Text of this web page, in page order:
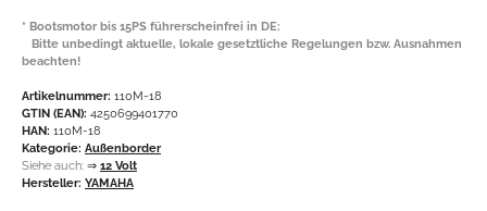
* Bootsmotor bis 15PS führerscheinfrei in DE:
Bitte unbedingt aktuelle, lokale gesetztliche Regelungen bzw. Ausnahmen
beachten!
Artikelnummer: 110M-18
GTIN (EAN): 4250699401770
HAN: 110M-18
Kategorie: Außenborder
Siehe auch: ⇒ 12 Volt
Hersteller: YAMAHA